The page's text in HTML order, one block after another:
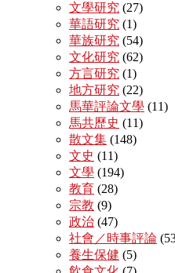
文學研究 (27)
華語研究 (1)
華族研究 (54)
文化研究 (62)
方言研究 (1)
地方研究 (22)
馬華評論文學 (11)
馬共歷史 (11)
散文集 (148)
文史 (11)
文學 (194)
教育 (28)
宗教 (9)
政治 (47)
社會／時事評論
養生保健 (5)